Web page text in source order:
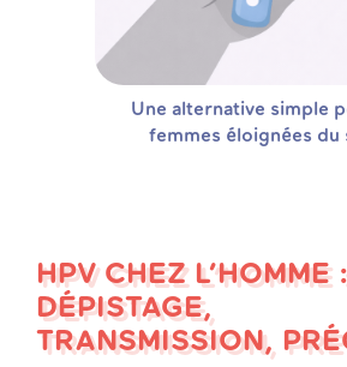
Une alternative simple
femmes éloignées du
HPV CHEZ L’HOMME :
DÉPISTAGE,
TRANSMISSION,